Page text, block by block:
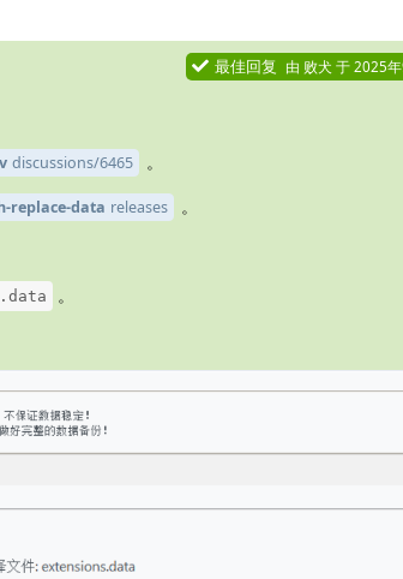
最佳回复 由 败犬 于2025
discussions/6465
。
replace-data releases
。
。